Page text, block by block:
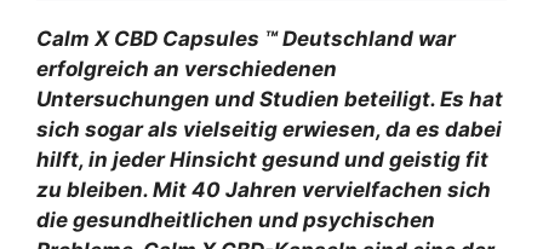
Calm X CBD Capsules ™Deutschland war
erfolgreich an verschiedenen
Untersuchungen und Studien beteiligt. Es hat
sich sogar als vielseitig erwiesen, da es dabei
hilft, in jeder Hinsicht gesund und geistig fit
zu bleiben. Mit 40 Jahren vervielfachen sich
die gesundheitlichen und psychischen